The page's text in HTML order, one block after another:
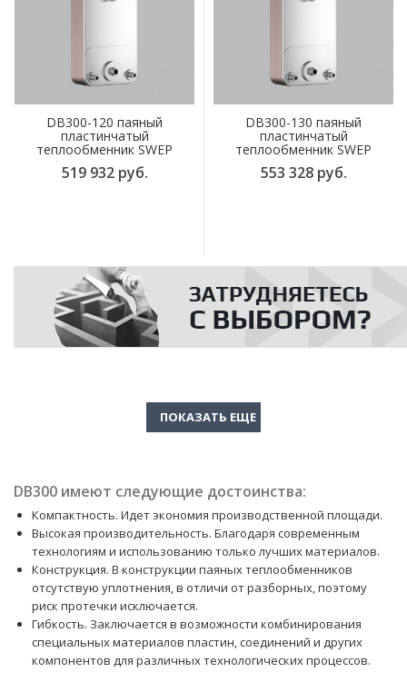
DB300-120 паяный
пластинчатый
теплообменник SWEP
519 932 руб.
DB300-130 паяный
пластинчатый
теплообменник SWEP
553 328 руб.
DB300 имеют следующие достоинства:
Компактность. Идет экономия производственной площади.
Высокая производительность. Благодаря современным
технологиям и использованию только лучших материалов.
Конструкция. В конструкции паяных теплообменников
отсутствую уплотнения, в отличи от разборных, поэтому
риск протечки исключается.
Гибкость. Заключается в возможности комбинирования
специальных материалов пластин, соединений и других
компонентов для различных технологических процессов.